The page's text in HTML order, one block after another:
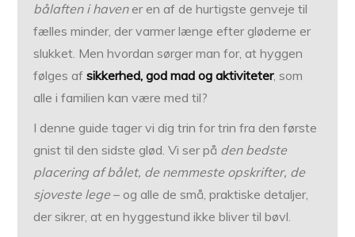
bålaften i havener en af de hurtigste genveje til
fælles minder, der varmer længe efter gløderne er
slukket. Men hvordan sørger man for, at hyggen
følges afsikkerhed, god mad og aktiviteter, som
alle i familien kan være med til?
I denne guide tager vi dig trin for trin fra den første
gnist til den sidste glød. Vi ser på den bedste
placering af bålet, de nemmeste opskrifter, de
sjoveste lege– og alle de små, praktiske detaljer,
der sikrer, at en hyggestund ikke bliver til bøvl.